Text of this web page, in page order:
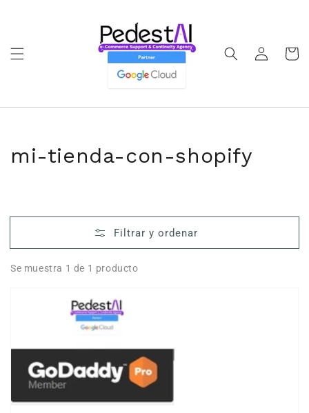
sesión
Carrito
Colección:
mi-tienda-con-shopify
Filtrar y ordenar
Se muestra 1 de 1 producto